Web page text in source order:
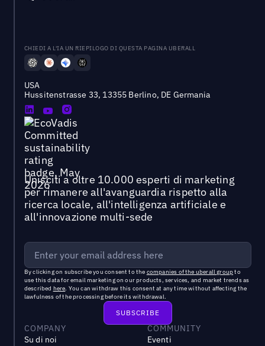
CHIEDI A L'IA UN RIEPILOGO DI QUESTA PAGINA UBERALL
USA
Hussitenstrasse 33, 13355 Berlino, DE Germania
Unisciti a oltre 10.000 esperti di marketing
per rimanere all'avanguardia rispetto alla
ricerca locale, all'intelligenza artificiale e
all'innovazione multi-sede
By clicking on subscribe you consent to the companies of the uberall groupto
use this data for email marketing on our products, services, and market trends as
described here. You can withdraw this consent at any time without affecting the
lawfulness of the processing before its withdrawal.
COMPANY
Su di noi
COMMUNITY
Eventi